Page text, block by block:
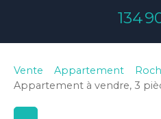
134
Vente Appartement
Appartement à vendre, 3